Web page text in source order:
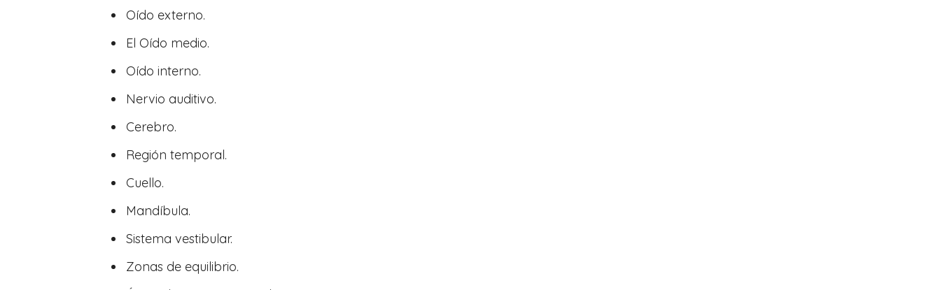
Oído externo.
El Oído medio.
Oído interno.
Nervio auditivo.
Cerebro.
Región temporal.
Cuello.
Mandíbula.
Sistema vestibular.
Zonas de equilibrio.